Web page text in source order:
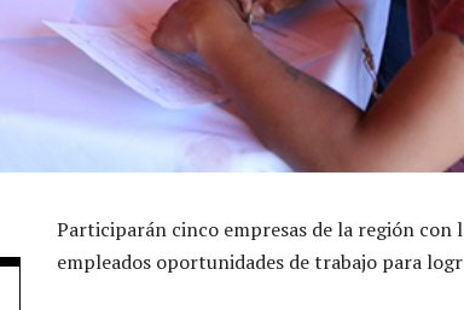
Participarán cinco empresas de la región con
empleados oportunidades de trabajo para